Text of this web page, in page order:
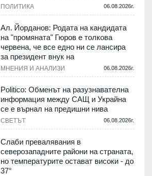
ПОЛИТИКА 06.08.2026г.
Ал. Йорданов: Родата на кандидата
на "промяната" Гюров е толкова
червена, че все едно ни се лансира
за президент внук на
МНЕНИЯ И АНАЛИЗИ 06.08.2026г.
Politico: Обменът на разузнавателна
информация между САЩ и Украйна
се е върнал на предишни нива
СВЕТЪТ 06.08.2026г.
Слаби превалявания в
северозападните райони на страната,
но температурите остават високи - до
37°